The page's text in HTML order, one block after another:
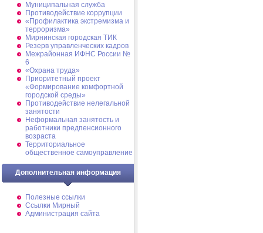
Муниципальная cлужба
Противодействие коррупции
«Профилактика экстремизма и
терроризма»
Мирнинская городская ТИК
Резерв управленческих кадров
Межрайонная ИФНС России №
6
«Охрана труда»
Приоритетный проект
«Формирование комфортной
городской среды»
Противодействие нелегальной
занятости
Неформальная занятость и
работники предпенсионного
возраста
Территориальное
общественное самоуправление
Дополнительная информация
Полезные ссылки
Ссылки Мирный
Администрация сайта